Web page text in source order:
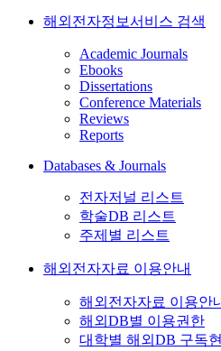
해외전자정보서비스 검색
Academic Journals
Ebooks
Dissertations
Conference Materials
Reviews
Reports
Databases & Journals
전자저널 리스트
학술DB 리스트
주제별 리스트
해외전자자료 이용안내
해외전자자료 이용안
해외DB별 이용권한
대학별 해외DB 구독